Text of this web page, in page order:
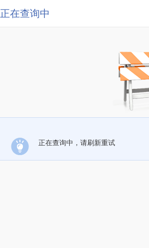
正在查询中
正在查询中，请刷新重试